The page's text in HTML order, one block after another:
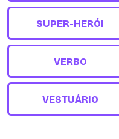
SUPER-HERÓI
VERBO
VESTUÁRIO